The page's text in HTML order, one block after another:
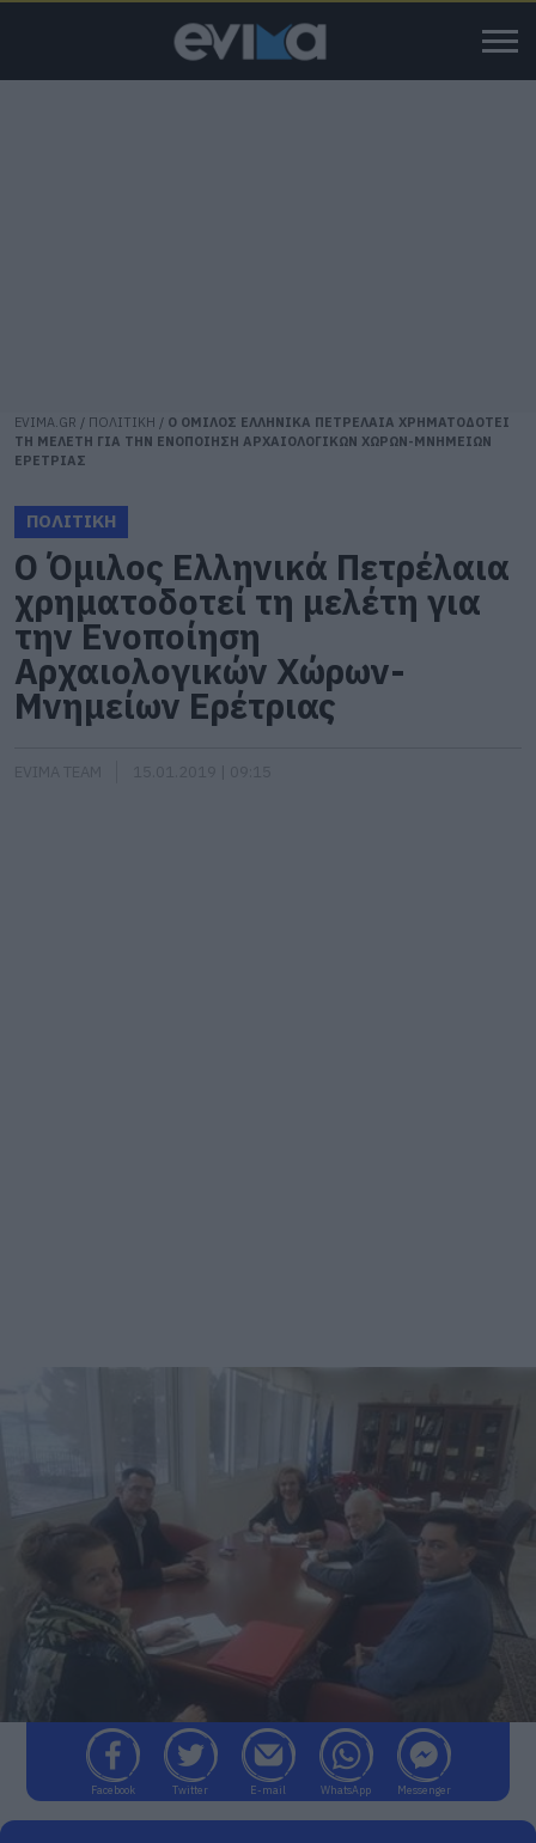
EVIMA.GR / ΠΟΛΙΤΙΚΗ / Ο ΟΜΙΛΟΣ ΕΛΛΗΝΙΚΑ ΠΕΤΡΕΛΑΙΑ ΧΡΗΜΑΤΟΔΟΤΕΙ
ΤΗ ΜΕΛΕΤΗ ΓΙΑ ΤΗΝ ΕΝΟΠΟΙΗΣΗ ΑΡΧΑΙΟΛΟΓΙΚΩΝ ΧΩΡΩΝ-ΜΝΗΜΕΙΩΝ
ΕΡΕΤΡΙΑΣ
ΠΟΛΙΤΙΚΗ
Ο Όμιλος Ελληνικά Πετρέλαια
χρηματοδοτεί τη μελέτη για
την Ενοποίηση
Αρχαιολογικών Χώρων-
Μνημείων Ερέτριας
Facebook Twitter E-mail WhatsApp Messenger